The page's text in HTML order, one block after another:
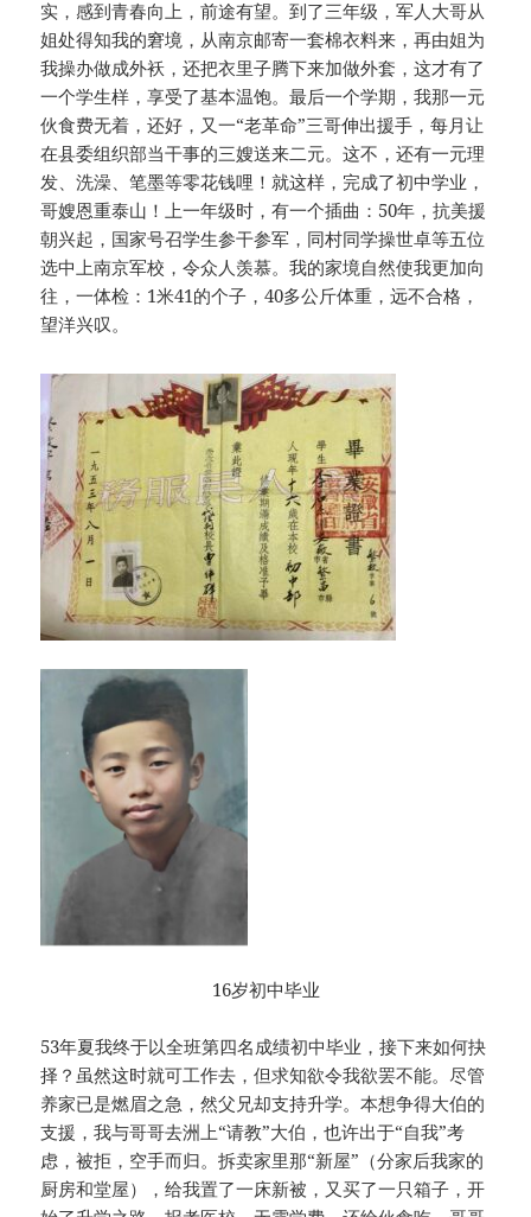
实，感到青春向上，前途有望。到了三年级，军人大哥从
姐处得知我的窘境，从南京邮寄一套棉衣料来，再由姐为
我操办做成外袄，还把衣里子腾下来加做外套，这才有了
一个学生样，享受了基本温饱。最后一个学期，我那一元
伙食费无着，还好，又一“老革命”三哥伸出援手，每月让
在县委组织部当干事的三嫂送来二元。这不，还有一元理
发、洗澡、笔墨等零花钱哩！就这样，完成了初中学业，
哥嫂恩重泰山！上一年级时，有一个插曲：50年，抗美援
朝兴起，国家号召学生参干参军，同村同学操世卓等五位
选中上南京军校，令众人羡慕。我的家境自然使我更加向
往，一体检：1米41的个子，40多公斤体重，远不合格，
望洋兴叹。
16岁初中毕业
53年夏我终于以全班第四名成绩初中毕业，接下来如何抉
择？虽然这时就可工作去，但求知欲令我欲罢不能。尽管
养家已是燃眉之急，然父兄却支持升学。本想争得大伯的
支援，我与哥哥去洲上“请教”大伯，也许出于“自我”考
虑，被拒，空手而归。拆卖家里那“新屋”（分家后我家的
厨房和堂屋），给我置了一床新被，又买了一只箱子，开